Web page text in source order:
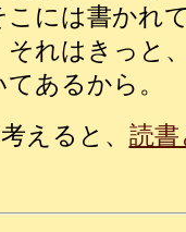
こには書かれ
それはきっと
あるから。
えると、 読